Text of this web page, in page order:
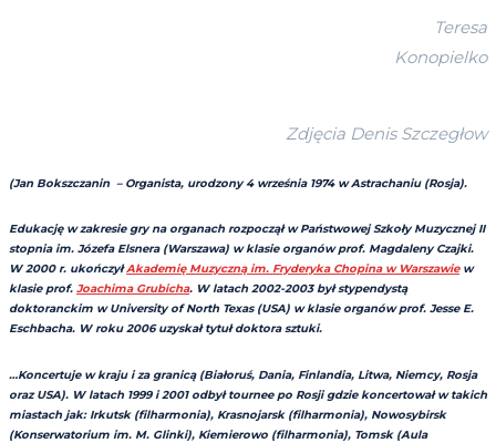
Teresa
Konopielko
Zdjęcia Denis Szczegłow
(Jan Bokszczanin – Organista, urodzony 4 września 1974 w Astrachaniu (Rosja).
Edukację w zakresie gry na organach rozpoczął w Państwowej Szkoły Muzycznej II
stopnia im. Józefa Elsnera (Warszawa) w klasie organów prof. Magdaleny Czajki.
W 2000 r. ukończyłAkademię Muzyczną im. Fryderyka Chopina w Warszawie w
klasie prof. Joachima Grubicha. W latach 2002-2003 był stypendystą
doktoranckim w University of North Texas (USA) w klasie organów prof. Jesse E.
Eschbacha. W roku 2006 uzyskał tytuł doktora sztuki.
…Koncertuje w kraju i za granicą (Białoruś, Dania, Finlandia, Litwa, Niemcy, Rosja
oraz USA). W latach 1999 i 2001 odbył tournee po Rosji gdzie koncertował w takich
miastach jak: Irkutsk (filharmonia), Krasnojarsk (filharmonia), Nowosybirsk
(Konserwatorium im. M. Glinki), Kiemierowo (filharmonia), Tomsk (Aula